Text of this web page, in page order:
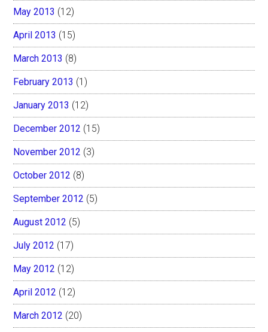
May 2013 (12)
April 2013 (15)
March 2013 (8)
February 2013 (1)
January 2013 (12)
December 2012 (15)
November 2012 (3)
October 2012 (8)
September 2012 (5)
August 2012 (5)
July 2012 (17)
May 2012 (12)
April 2012 (12)
March 2012 (20)